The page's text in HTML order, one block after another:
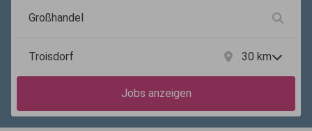
30 km
Jobs anzeigen